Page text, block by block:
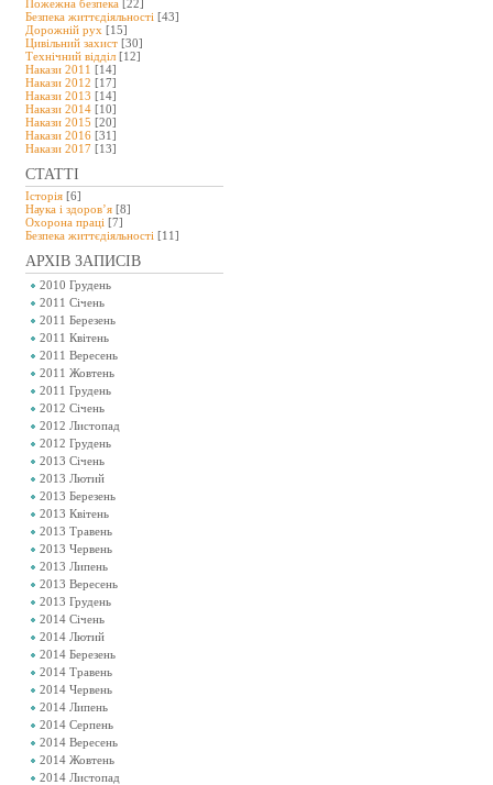
Пожежна безпека [22]
Безпека життєдіяльності [43]
Дорожній рух [15]
Цивільний захист [30]
Технічний відділ [12]
Накази 2011 [14]
Накази 2012 [17]
Накази 2013 [14]
Накази 2014 [10]
Накази 2015 [20]
Накази 2016 [31]
Накази 2017 [13]
СТАТТІ
Історія [6]
Наука і здоров’я [8]
Охорона праці [7]
Безпeка життєдіяльності [11]
АРХІВ ЗАПИСІВ
2010 Грудень
2011 Січень
2011 Березень
2011 Квітень
2011 Вересень
2011 Жовтень
2011 Грудень
2012 Січень
2012 Листопад
2012 Грудень
2013 Січень
2013 Лютий
2013 Березень
2013 Квітень
2013 Травень
2013 Червень
2013 Липень
2013 Вересень
2013 Грудень
2014 Січень
2014 Лютий
2014 Березень
2014 Травень
2014 Червень
2014 Липень
2014 Серпень
2014 Вересень
2014 Жовтень
2014 Листопад